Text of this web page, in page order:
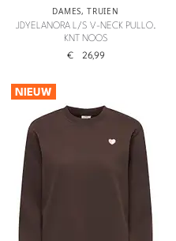
DAMES,TRUIEN
JDYELANORA L/S V-NECK PULLO.
KNT NOOS
€ 26,99
NIEUW